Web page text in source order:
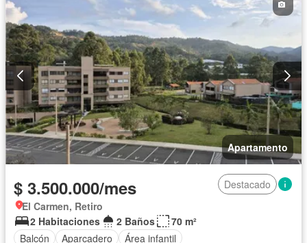
Apartamento
$ 3.500.000/mes
Destacado
El Carmen, Retiro
2 Habitaciones
2 Baños
70 m²
Balcón
Aparcadero
Área infantil